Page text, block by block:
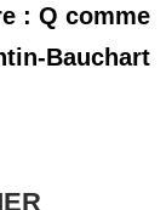
: Q comme
Bauchart